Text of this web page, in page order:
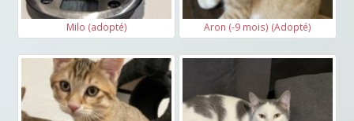
Milo (adopté) Aron (-9 mois) (Adopté)